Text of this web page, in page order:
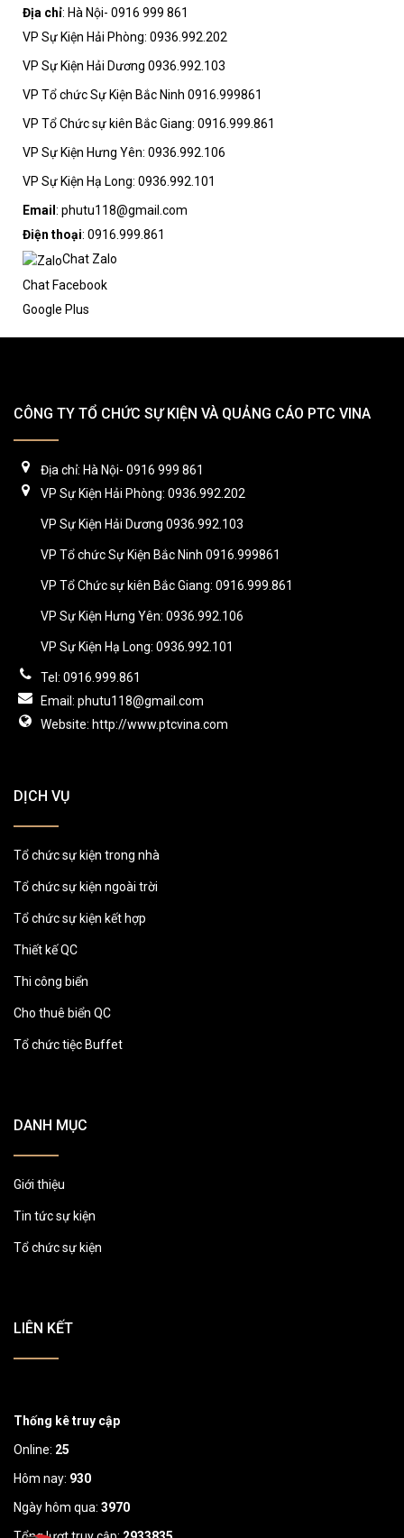
Địa chỉ: Hà Nội- 0916 999 861
VP Sự Kiện Hải Phòng: 0936.992.202
VP Sự Kiện Hải Dương 0936.992.103
VP Tổ chức Sự Kiện Bắc Ninh 0916.999861
VP Tổ Chức sự kiên Bắc Giang: 0916.999.861
VP Sự Kiện Hưng Yên: 0936.992.106
VP Sự Kiện Hạ Long: 0936.992.101
Email : phutu118@gmail.com
Điện thoại: 0916.999.861
Chat Zalo
Chat Facebook
Google Plus
CÔNG TY TỔ CHỨC SỰ KIỆN VÀ QUẢNG CÁO PTC VINA
Địa chỉ: Hà Nội- 0916 999 861
VP Sự Kiện Hải Phòng: 0936.992.202
VP Sự Kiện Hải Dương 0936.992.103
VP Tổ chức Sự Kiện Bắc Ninh 0916.999861
VP Tổ Chức sự kiên Bắc Giang: 0916.999.861
VP Sự Kiện Hưng Yên: 0936.992.106
VP Sự Kiện Hạ Long: 0936.992.101
Tel: 0916.999.861
Email: phutu118@gmail.com
Website: http://www.ptcvina.com
DỊCH VỤ
Tổ chức sự kiện trong nhà
Tổ chức sự kiện ngoài trời
Tổ chức sự kiện kết hợp
Thiết kế QC
Thi công biển
Cho thuê biển QC
Tổ chức tiệc Buffet
DANH MỤC
Giới thiệu
Tin tức sự kiện
Tổ chức sự kiện
LIÊN KẾT
Thống kê truy cập
Online: 25
Hôm nay: 930
Ngày hôm qua: 3970